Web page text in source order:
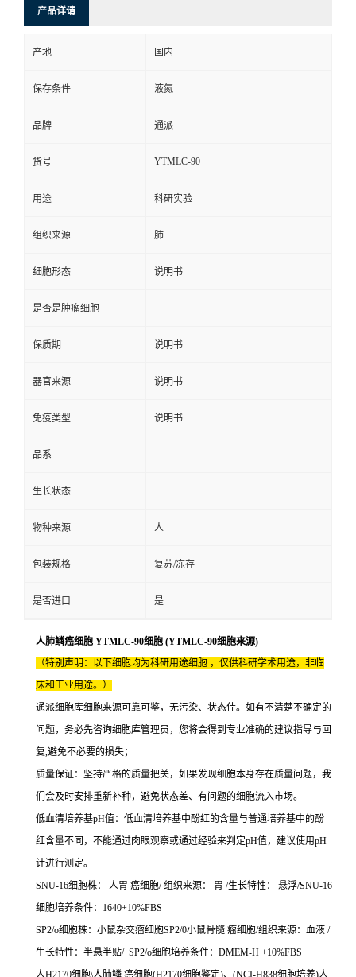
产品详请
产地 国内
保存条件 液氮
品牌 通派
货号 YTMLC-90
用途 科研实验
组织来源 肺
细胞形态 说明书
是否是肿瘤细胞
保质期 说明书
器官来源 说明书
免疫类型 说明书
品系
生长状态
物种来源 人
包装规格 复苏/冻存
是否进口 是
人肺鳞癌细胞 YTMLC-90细胞 (YTMLC-90细胞来源)
（特别声明：以下细胞均为科研用途细胞 ，仅供科研学术用途，非临
床和工业用途。）
通派细胞库细胞来源可靠可鉴，无污染、状态佳。如有不清楚不确定的
问题，务必先咨询细胞库管理员，您将会得到专业准确的建议指导与回
复,避免不必要的损失；
质量保证：坚持严格的质量把关，如果发现细胞本身存在质量问题，我
们会及时安排重新补种，避免状态差、有问题的细胞流入市场。
低血清培养基pH值：低血清培养基中酚红的含量与普通培养基中的酚
红含量不同，不能通过肉眼观察或通过经验来判定pH值，建议使用pH
计进行测定。
SNU-16细胞株： 人胃 癌细胞/ 组织来源： 胃 /生长特性： 悬浮/SNU-16
细胞培养条件：1640+10%FBS
SP2/o细胞株：小鼠杂交瘤细胞SP2/0小鼠骨髓 瘤细胞/组织来源：血液 /
生长特性：半悬半贴/ SP2/o细胞培养条件：DMEM-H +10%FBS
人H2170细胞\人肺鳞 癌细胞(H2170细胞鉴定)、(NCI-H838细胞培养)人